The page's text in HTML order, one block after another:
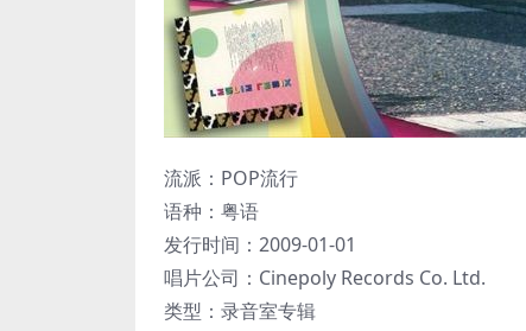
流派：POP流行
语种：粤语
发行时间：2009-01-01
唱片公司：Cinepoly Records Co. Ltd.
类型：录音室专辑